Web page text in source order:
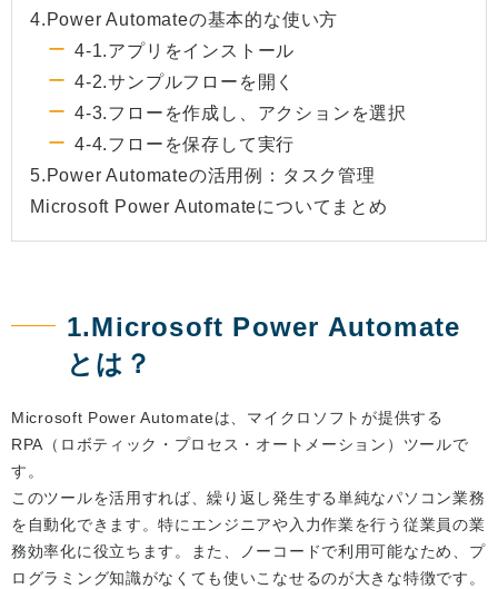
4.Power Automateの基本的な使い方
4-1.アプリをインストール
4-2.サンプルフローを開く
4-3.フローを作成し、アクションを選択
4-4.フローを保存して実行
5.Power Automateの活用例：タスク管理
Microsoft Power Automateについてまとめ
1.Microsoft Power Automate
とは？
Microsoft Power Automateは、マイクロソフトが提供する
RPA（ロボティック・プロセス・オートメーション）ツールで
す。
このツールを活用すれば、繰り返し発生する単純なパソコン業務
を自動化できます。特にエンジニアや入力作業を行う従業員の業
務効率化に役立ちます。また、ノーコードで利用可能なため、プ
ログラミング知識がなくても使いこなせるのが大きな特徴です。